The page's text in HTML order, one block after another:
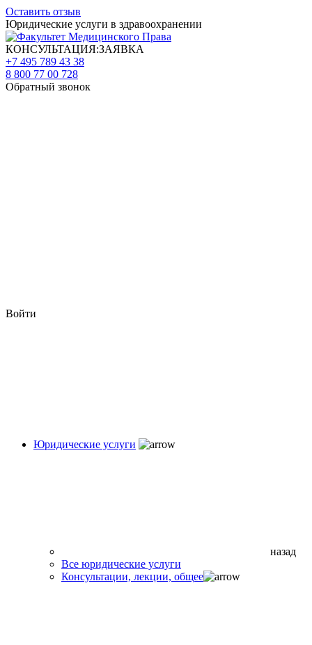
Оставить отзыв
Юридические услуги в здравоохранении
КОНСУЛЬТАЦИЯ:ЗАЯВКА
+7 495 789 43 38
8 800 77 00 728
Обратный звонок
Войти
Юридические услуги
назад
Все юридические услуги
Консультации, лекции, общее